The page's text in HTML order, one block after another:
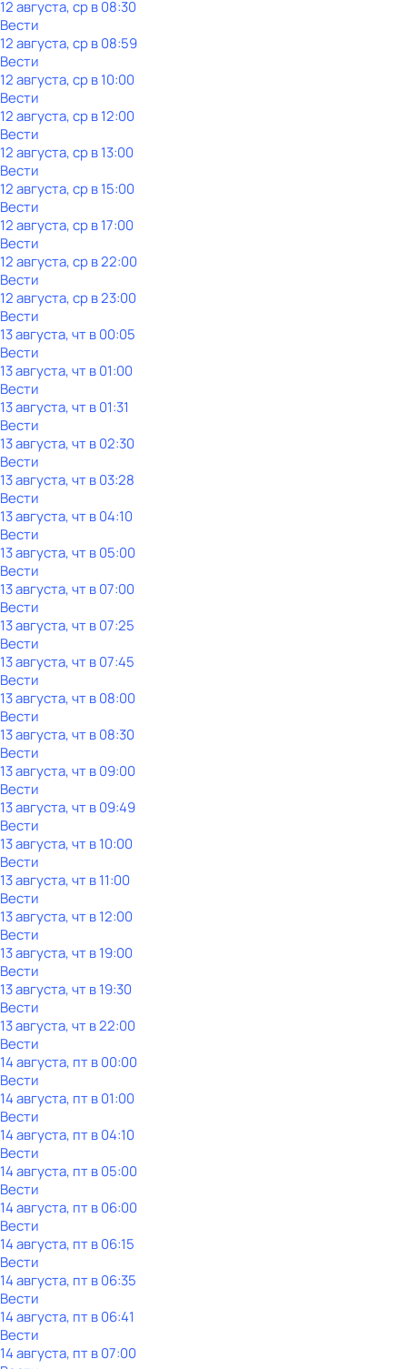
12 августа, ср в 08:30
Вести
12 августа, ср в 08:59
Вести
12 августа, ср в 10:00
Вести
12 августа, ср в 12:00
Вести
12 августа, ср в 13:00
Вести
12 августа, ср в 15:00
Вести
12 августа, ср в 17:00
Вести
12 августа, ср в 22:00
Вести
12 августа, ср в 23:00
Вести
13 августа, чт в 00:05
Вести
13 августа, чт в 01:00
Вести
13 августа, чт в 01:31
Вести
13 августа, чт в 02:30
Вести
13 августа, чт в 03:28
Вести
13 августа, чт в 04:10
Вести
13 августа, чт в 05:00
Вести
13 августа, чт в 07:00
Вести
13 августа, чт в 07:25
Вести
13 августа, чт в 07:45
Вести
13 августа, чт в 08:00
Вести
13 августа, чт в 08:30
Вести
13 августа, чт в 09:00
Вести
13 августа, чт в 09:49
Вести
13 августа, чт в 10:00
Вести
13 августа, чт в 11:00
Вести
13 августа, чт в 12:00
Вести
13 августа, чт в 19:00
Вести
13 августа, чт в 19:30
Вести
13 августа, чт в 22:00
Вести
14 августа, пт в 00:00
Вести
14 августа, пт в 01:00
Вести
14 августа, пт в 04:10
Вести
14 августа, пт в 05:00
Вести
14 августа, пт в 06:00
Вести
14 августа, пт в 06:15
Вести
14 августа, пт в 06:35
Вести
14 августа, пт в 06:41
Вести
14 августа, пт в 07:00